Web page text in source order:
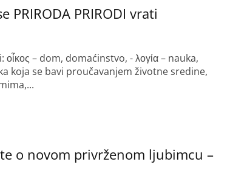
PRIRODA PRIRODI vrati
– dom, domaćinstvo, - λογία – nauka,
koja se bavi proučavanjem životne sredine,
o novom privrženom ljubimcu –